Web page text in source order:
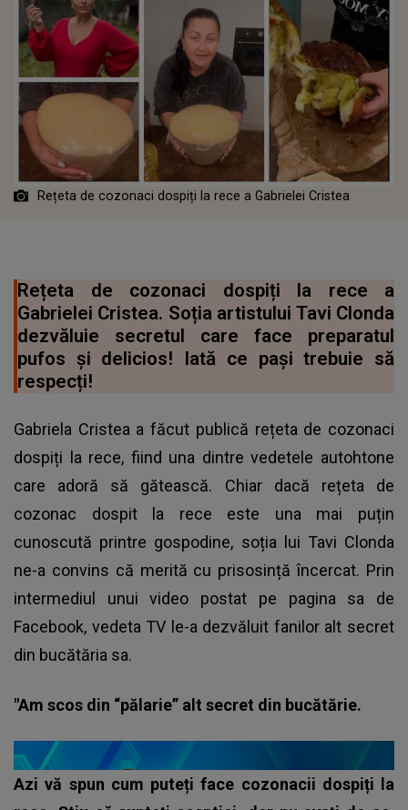
Rețeta de cozonaci dospiți la rece a Gabrielei Cristea
Rețeta de cozonaci dospiți la rece a
Gabrielei Cristea. Soția artistului Tavi Clonda
dezvăluie secretul care face preparatul
pufos și delicios! Iată ce pași trebuie să
respecți!
Gabriela Cristea a făcut publică rețeta de cozonaci
dospiți la rece, fiind una dintre vedetele autohtone
care adoră să gătească. Chiar dacă rețeta de
cozonac dospit la rece este una mai puțin
cunoscută printre gospodine, soția lui Tavi Clonda
ne-a convins că merită cu prisosință încercat. Prin
intermediul unui video postat pe pagina sa de
Facebook, vedeta TV le-a dezvăluit fanilor alt secret
din bucătăria sa.
"Am scos din “pălarie” alt secret din bucătărie.
Azi vă spun cum puteți face cozonacii dospiți la